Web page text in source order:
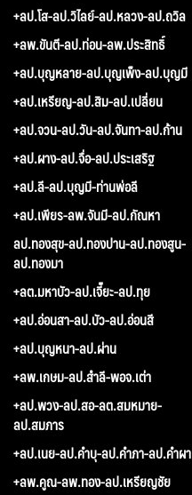
+ลป.โส-ลป.วิไลย์-ลป.หลวง-ลป.ถวิล
+ลพ.ขันตี-ลป.ท่อน-ลพ.ประสิทธิ์
+ลป.บุญหลาย-ลป.บุญเพ็ง-ลป.บุญมี
+ลป.เหรียญ-ลป.สิม-ลป.เปลี่ยน
+ลป.จวน-ลป.วัน-ลป.จันทา-ลป.ก้าน
+ลป.ผาง-ลป.จื่อ-ลป.ประเสริฐ
+ลป.ลี-ลป.บุญมี-ท่านพ่อลี
+ลป.เพียร-ลพ.จันมี-ลป.กัณหา
ลป.ทองสุข-ลป.ทองปาน-ลป.ทองสูน-
ลป.ทองมา
+ลต.มหาบัว-ลป.เจี๊ยะ-ลป.ทุย
+ลป.อ่อนสา-ลป.บัว-ลป.อ่อนสี
+ลป.บุญหนา-ลป.ผ่าน
+ลพ.เกษม-ลป.สำลี-พอจ.เต่า
+ลป.พวง-ลป.สอ-ลต.สมหมาย-
ลป.สมภาร
+ลป.เนย-ลป.คำบุ-ลป.คำภา-ลป.คำผา
+ลพ.คูณ-ลพ.ทอง-ลป.เหรียญชัย